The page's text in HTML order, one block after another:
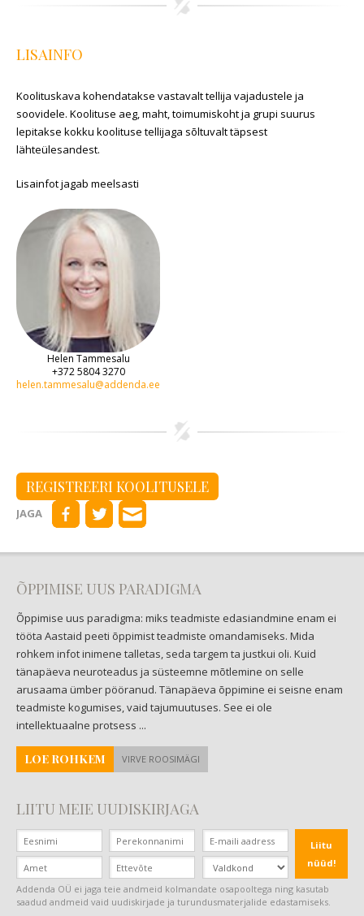
LISAINFO
Koolituskava kohendatakse vastavalt tellija vajadustele ja
soovidele. Koolituse aeg, maht, toimumiskoht ja grupi suurus
lepitakse kokku koolituse tellijaga sõltuvalt täpsest
lähteülesandest.
Lisainfot jagab meelsasti
Helen Tammesalu
+372 5804 3270
helen.tammesalu@addenda.ee
REGISTREERI KOOLITUSELE
JAGA
ÕPPIMISE UUS PARADIGMA
Õppimise uus paradigma: miks teadmiste edasiandmine enam ei
tööta Aastaid peeti õppimist teadmiste omandamiseks. Mida
rohkem infot inimene talletas, seda targem ta justkui oli. Kuid
tänapäeva neuroteadus ja süsteemne mõtlemine on selle
arusaama ümber pööranud. Tänapäeva õppimine ei seisne enam
teadmiste kogumises, vaid tajumuutuses. See ei ole
intellektuaalne protsess ...
LOE ROHKEM VIRVE ROOSIMÄGI
LIITU MEIE UUDISKIRJAGA
Liitu
nüüd!
Addenda OÜ ei jaga teie andmeid kolmandate osapooltega ning kasutab
saadud andmeid vaid uudiskirjade ja turundusmaterjalide edastamiseks.